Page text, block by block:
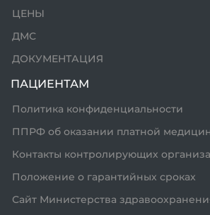
ЦЕНЫ
ДМС
ДОКУМЕНТАЦИЯ
ПАЦИЕНТАМ
Политика конфиденциальности
ППРФ об оказании платной
Контакты контролирующих
Положение о гарантийных сроках
Сайт Министерства